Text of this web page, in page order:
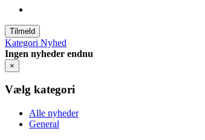
Tilmeld
Kategori Nyhed
Ingen nyheder endnu
×
Vælg kategori
Alle nyheder
General